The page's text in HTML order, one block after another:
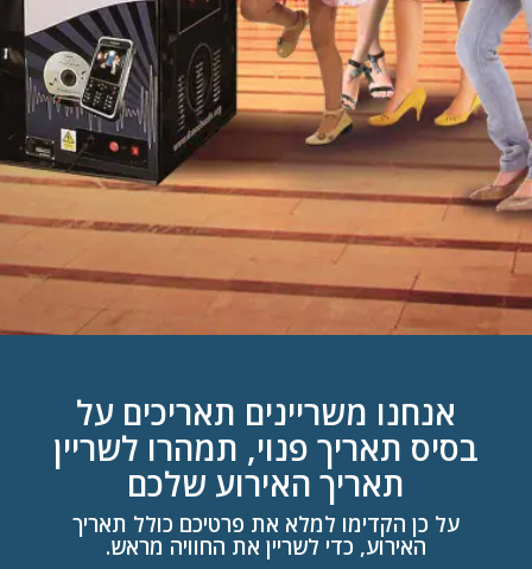
אנחנו משריינים תאריכים על
בסיס תאריך פנוי, תמהרו לשריין
תאריך האירוע שלכם
על כן הקדימו למלא את פרטיכם כולל תאריך
האירוע, כדי לשריין את החוויה מראש.